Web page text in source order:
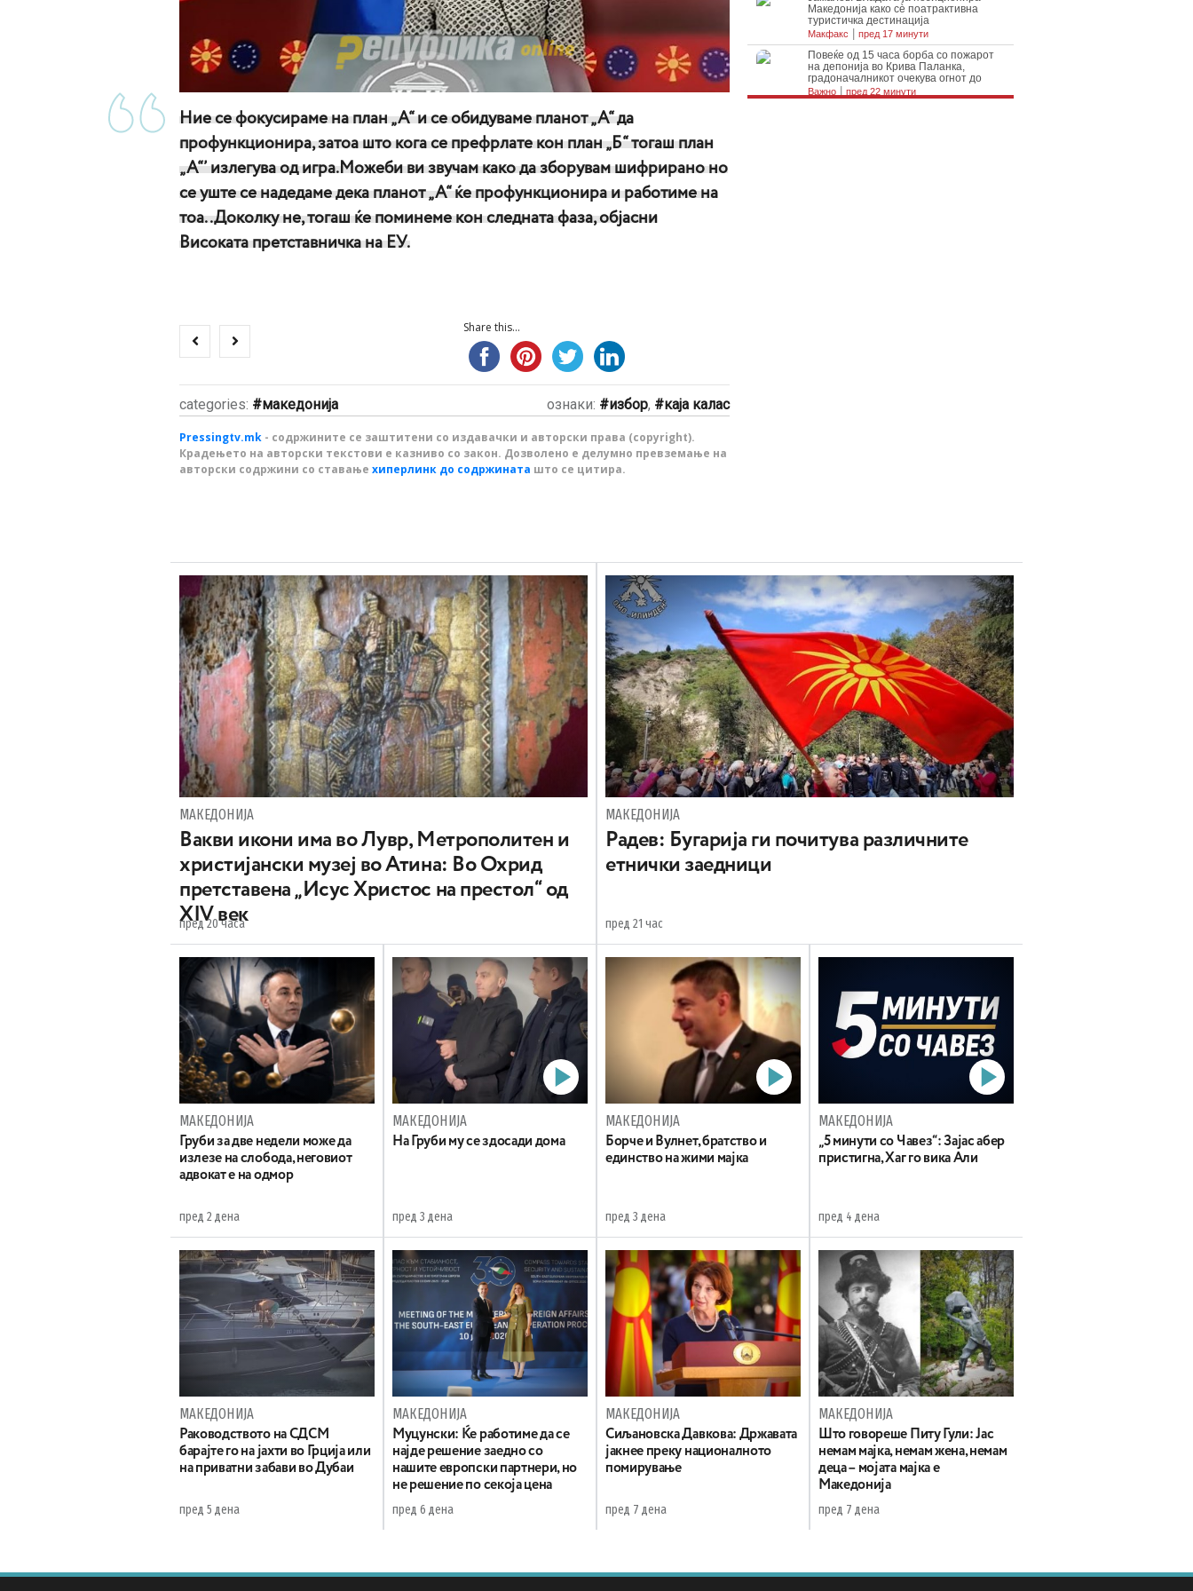
Ние се фокусираме на план „А“ и се обидуваме планот „А“ да
профункционира, затоа што кога се префрлате кон план „Б“ тогаш план
„А“’ излегува од игра.Можеби ви звучам како да зборувам шифрирано но
се уште се надедаме дека планот „А“ ќе профункционира и работиме на
тоа..Доколку не, тогаш ќе поминеме кон следната фаза, објасни
Високата претставничка на ЕУ.
Share this...
categories: македонија ознаки: избор, каја калас
Pressingtv.mk - содржините се заштитени со издавачки и авторски права (copyright).
Крадењето на авторски текстови е казниво со закон. Дозволено е делумно превземање на
авторски содржини со ставање хиперлинк до содржината што се цитира.
МАКЕДОНИЈА
Вакви икони има во Лувр, Метрополитен и
христијански музеј во Атина: Во Охрид
претставена „Исус Христос на престол“ од
XIV век
пред 20 часа
МАКЕДОНИЈА
Радев: Бугарија ги почитува различните
етнички заедници
пред 21 час
МАКЕДОНИЈА
Груби за две недели може да
излезе на слобода, неговиот
адвокат е на одмор
пред 2 дена
МАКЕДОНИЈА
На Груби му се здосади дома
пред 3 дена
МАКЕДОНИЈА
Борче и Вулнет, братство и
единство на жими мајка
пред 3 дена
МАКЕДОНИЈА
„5 минути со Чавез“: Зајас абер
пристигна, Хаг го вика Али
пред 4 дена
МАКЕДОНИЈА
Раководството на СДСМ
барајте го на јахти во Грција или
на приватни забави во Дубаи
пред 5 дена
МАКЕДОНИЈА
Муцунски: Ќе работиме да се
најде решение заедно со
нашите европски партнери, но
не решение по секоја цена
пред 6 дена
МАКЕДОНИЈА
Сиљановска Давкова: Државата
јакнее преку националното
помирување
пред 7 дена
МАКЕДОНИЈА
Што говореше Питу Гули: Јас
немам мајка, немам жена, немам
деца – мојата мајка е
Македонија
пред 7 дена